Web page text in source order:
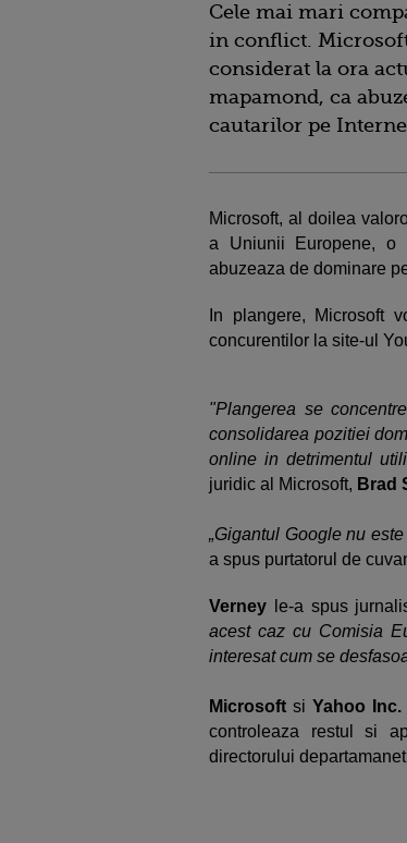
Cele mai mari
in conflict.
considerat la ora
mapamond, ca
cautarilor pe
Microsoft, al doilea
a Uniunii Europene, o
abuzeaza de dominare
In plangere, Microsoft
concurentilor la site-ul
"Plangerea se
consolidarea pozitiei
online in detrimentul
juridic al Microsoft, Brad
„Gigantul Google nu
a spus purtatorul de
Verney le-a spus
acest caz cu Comisia
interesat cum se
Microsoft si Yahoo Inc.
controleaza restul si
directorului